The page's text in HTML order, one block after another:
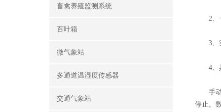
畜禽养殖监测系统
百叶箱
微气象站
多通道温湿度传感器
交通气象站
2、一
3、实
4、具
手动
停止。